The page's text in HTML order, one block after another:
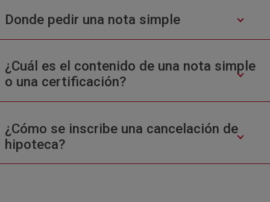
Donde pedir una nota simple
¿Cuál es el contenido de una nota simple
o una certificación?
¿Cómo se inscribe una cancelación de
hipoteca?